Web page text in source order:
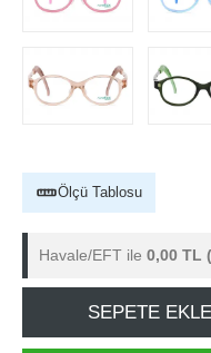
Ölçü Tablosu
Havale/EFT ile 0,00 TL
SEPETE EKLE